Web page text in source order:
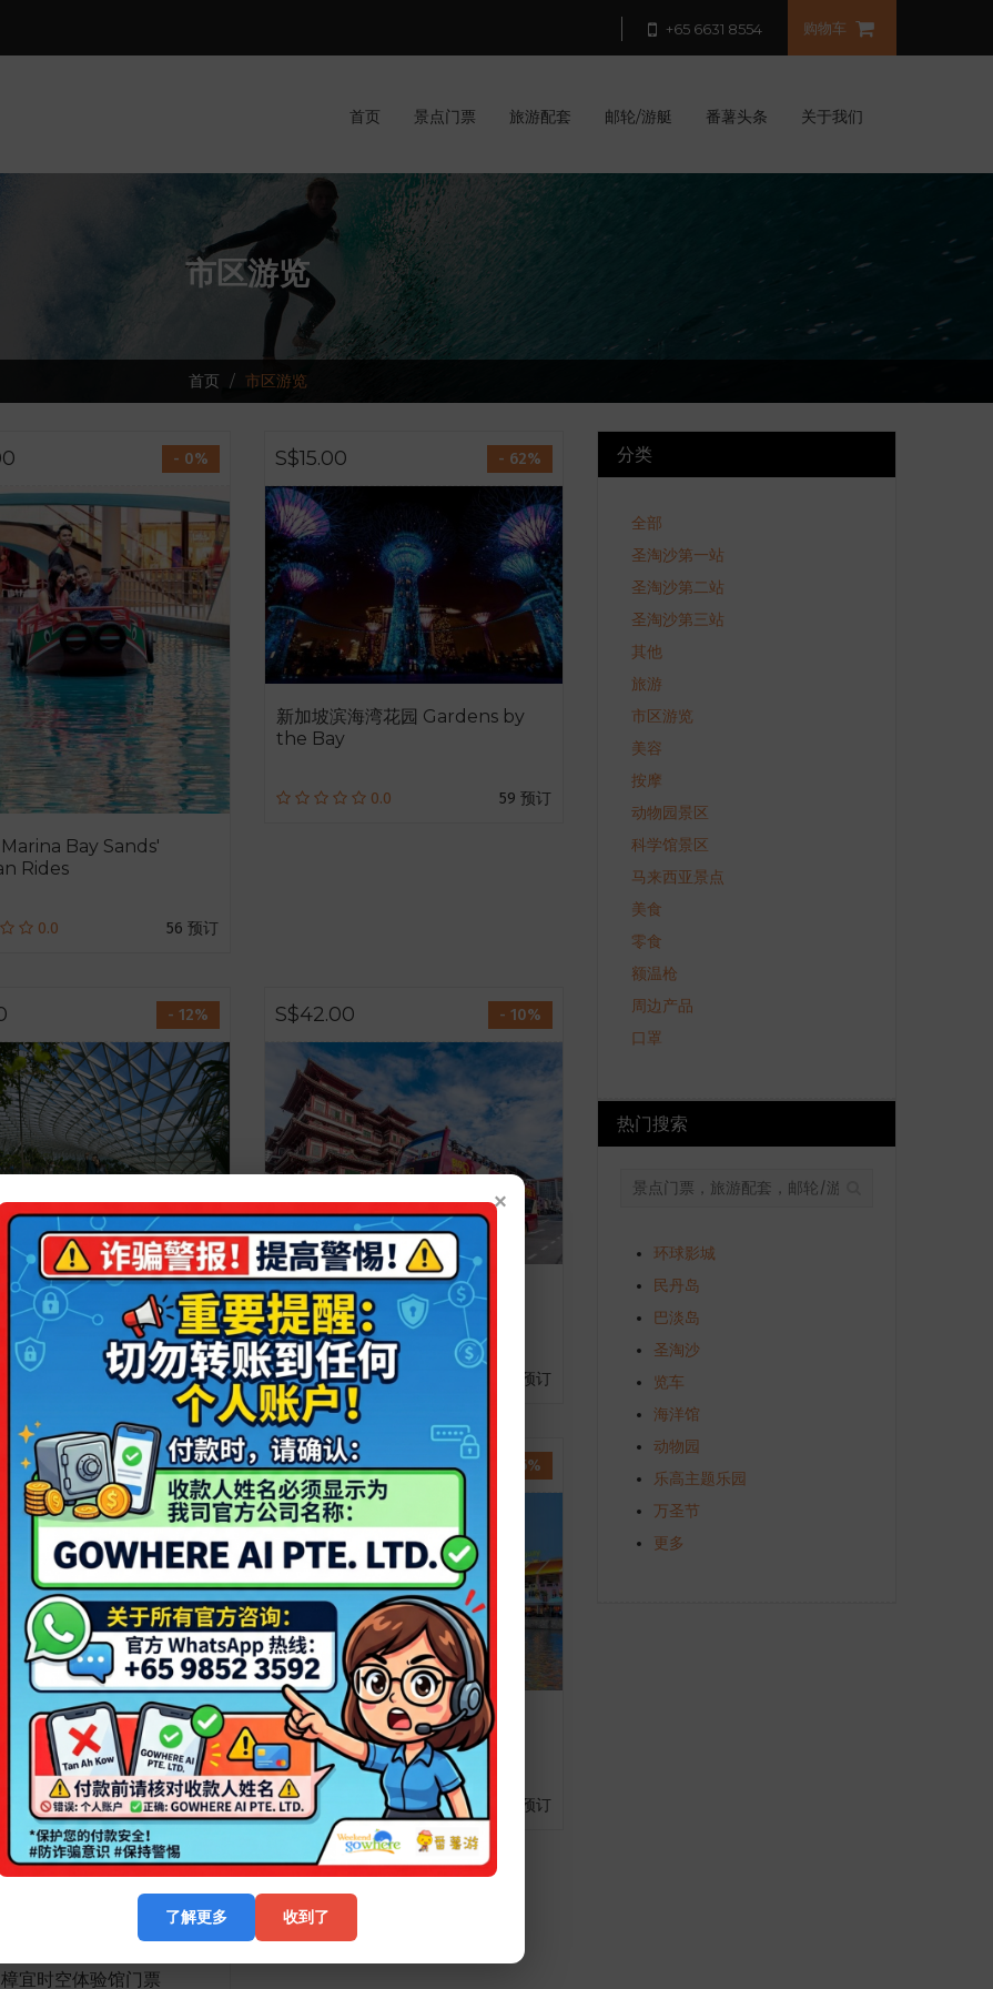
×
了解更多 收到了
购物车
+65 6631 8554
首页 景点门票 旅游配套 邮轮/游艇 番薯头条 关于我们
市区游览
首页 市区游览
- 0%
Marina Bay Sands'
Rides
0.0 56 预订
S$15.00 - 62%
新加坡滨海湾花园 Gardens by
the Bay
0.0 59 预订
- 12%
@ Jewel Changi
0.0 26 预订
S$42.00 - 10%
新加坡随上随下观光巴士电子票
Big Bus
0.0 3 预订
- 20%
Museum滨海湾金沙
博物馆门票
0.0 0 预订
S$17.00 - 5%
新加坡河游船-River Cruise
0.0 6 预订
- 16%
宜时空体验馆门票
分类
全部
圣淘沙第一站
圣淘沙第二站
圣淘沙第三站
其他
旅游
市区游览
美容
按摩
动物园景区
科学馆景区
马来西亚景点
美食
零食
额温枪
周边产品
口罩
热门搜索
环球影城
民丹岛
巴淡岛
圣淘沙
览车
海洋馆
动物园
乐高主题乐园
万圣节
更多